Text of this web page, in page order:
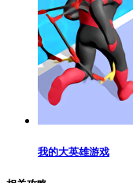
我的大英雄游戏